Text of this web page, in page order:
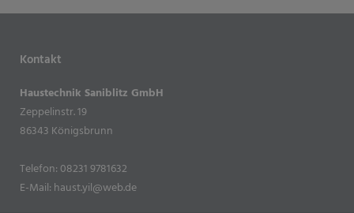
Kontakt
Haustechnik Saniblitz GmbH
Zeppelinstr. 19
86343 Königsbrunn
Telefon: 08231 9781632
E-Mail: haust.yil@web.de